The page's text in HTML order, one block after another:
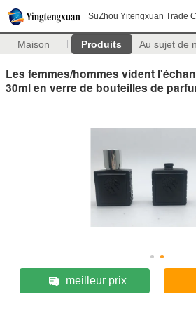
SuZhou Yitengxuan Trade
Maison Produits Au sujet de
Les femmes/hommes vident
30ml en verre de bouteilles de
meilleur prix